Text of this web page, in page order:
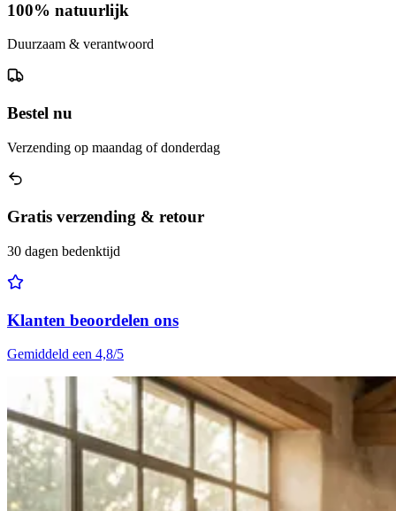
100% natuurlijk
Duurzaam & verantwoord
Bestel nu
Verzending op maandag of donderdag
Gratis verzending & retour
30 dagen bedenktijd
Klanten beoordelen ons
Gemiddeld een 4,8/5